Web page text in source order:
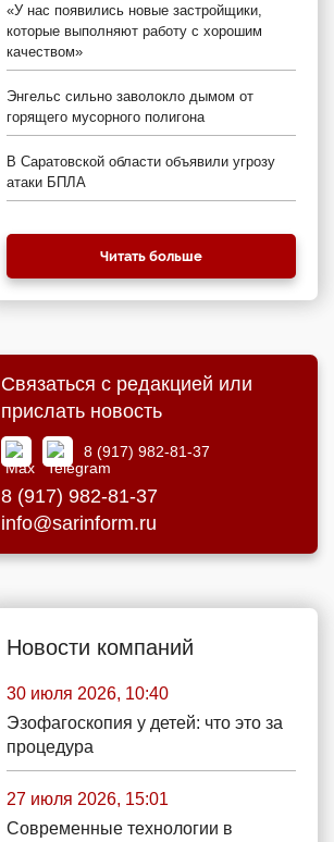
«У нас появились новые застройщики,
которые выполняют работу с хорошим
качеством»
Энгельс сильно заволокло дымом от
горящего мусорного полигона
В Саратовской области объявили угрозу
атаки БПЛА
Читать больше
Связаться с редакцией или
прислать новость
8 (917) 982-81-37
8 (917) 982-81-37
info@sarinform.ru
Новости компаний
30 июля 2026, 10:40
Эзофагоскопия у детей: что это за
процедура
27 июля 2026, 15:01
Современные технологии в